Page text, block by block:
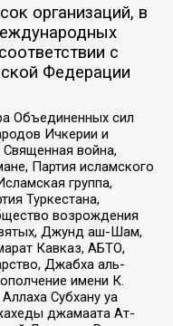
организаций, в
с
Федерации
Объединенных сил
Ичкерии и
война,
Партия исламского
группа,
Туркестана,
возрождения
Джунд аш-Шам,
Кавказ, АБТО,
Джабха аль-
имени К.
Субхану уа
джамаата Ат-